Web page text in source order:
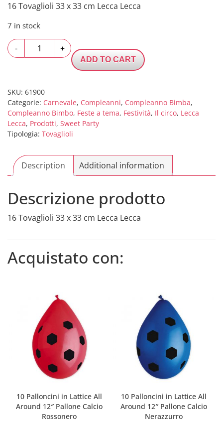
16 Tovaglioli 33 x 33 cm Lecca Lecca
7 in stock
-
Tovaglioli
33
cm
Lecca
Lecca
quantity
+
ADD TO CART
SKU: 61900
Categorie: Carnevale, Compleanni, Compleanno Bimba,
Compleanno Bimbo, Feste a tema, Festività, Il circo, Lecca
Lecca, Prodotti, Sweet Party
Tipologia: Tovaglioli
Description Additional information
Descrizione prodotto
16 Tovaglioli 33 x 33 cm Lecca Lecca
Acquistato con:
10 Palloncini in Lattice All
Around 12″ Pallone Calcio
Rossonero
10 Palloncini in Lattice All
Around 12″ Pallone Calcio
Nerazzurro